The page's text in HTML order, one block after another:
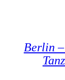
Berlin –